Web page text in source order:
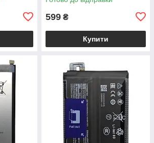
599 ₴
Купити